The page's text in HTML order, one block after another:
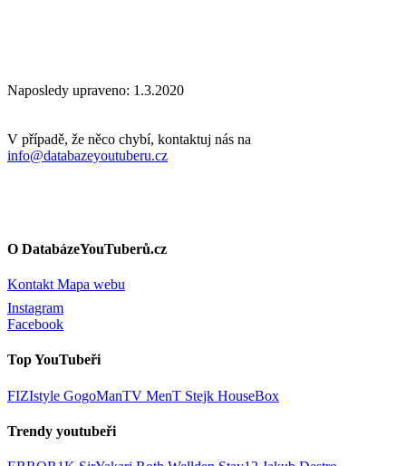
Naposledy upraveno: 1.3.2020
V případě, že něco chybí, kontaktuj nás na
info@databazeyoutuberu.cz
O DatabázeYouTuberů.cz
Kontakt Mapa webu
Instagram
Facebook
Top YouTubeři
FIZIstyle GogoManTV MenT Stejk HouseBox
Trendy youtubeři